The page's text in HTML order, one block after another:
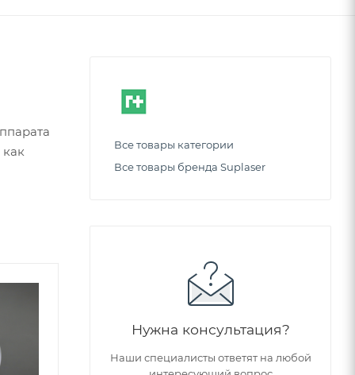
как
Все товары категории
Все товары бренда Suplaser
Нужна консультация?
Наши специалисты ответят на любой